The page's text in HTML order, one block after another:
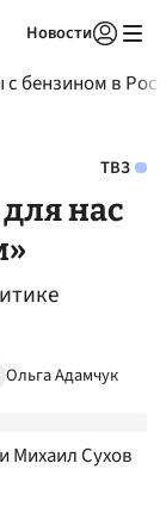
Новости
бензином в
ТВЗ
нас
Ольга Адамчук
Михаил Сухов